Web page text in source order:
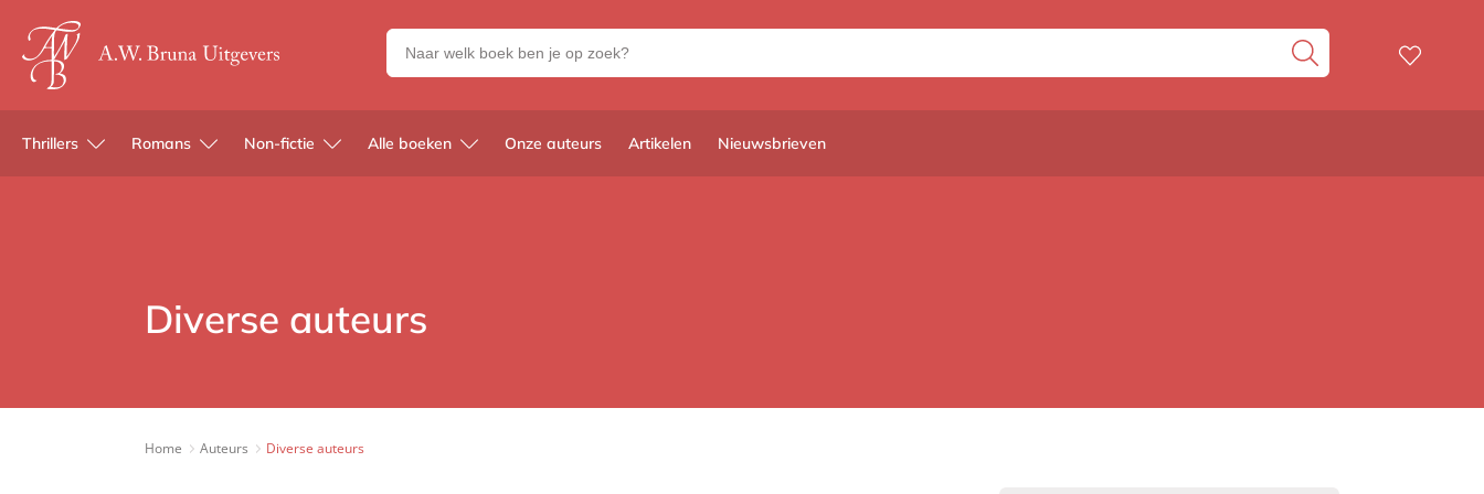
Zoeken
naar
en
uitgevers
Thrillers Romans Non-fictie Alle boeken Onze auteurs Artikelen Nieuwsbrieven
Diverse auteurs
Home Auteurs Diverse auteurs